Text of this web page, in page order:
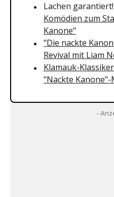
Lachen garantiert!
Komödien zum
Kanone"
"Die nackte
Revival mit Liam
Klamauk-
"Nackte
-